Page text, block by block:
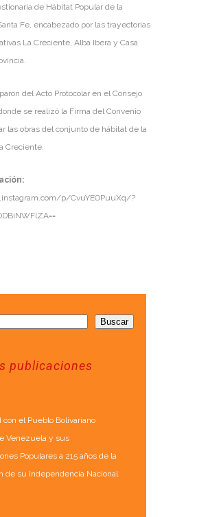
de Hábitat Popular de la
Fe, encabezado por las trayectorias
La Creciente, Alba Ibera y Casa
del Acto Protocolar en el Consejo
se realizó la Firma del Convenio
las obras del conjunto de hábitat de la
Creciente.
p/CvuYEOPuuXq/?
Buscar
publicaciones
con el Pueblo Bolivariano
Venezuela y sus
Populares a 215 años de la
de su Independencia Nacional